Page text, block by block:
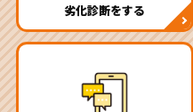
劣化診断をする